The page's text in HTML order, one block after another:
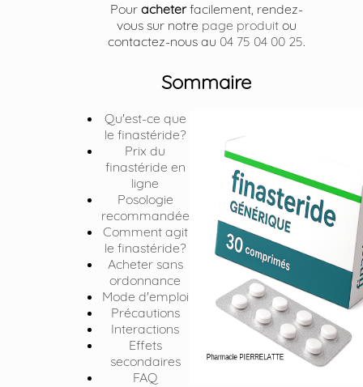
Pour acheterfacilement, rendez-
vous sur notre page produitou
contactez-nous au 04 75 04 00 25.
Sommaire
Qu'est-ce que
le finastéride?
Prix du
finastéride en
ligne
Posologie
recommandée
Comment agit
le finastéride?
Acheter sans
ordonnance
Mode d'emploi
Précautions
Interactions
Effets
secondaires
FAQ